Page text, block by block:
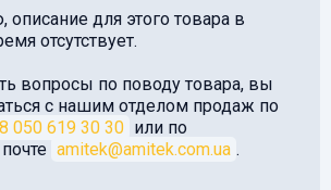
для этого товара в
отсутствует.
вопросы по поводу товара, вы
с нашим отделом продаж по
050 619 30 30 или по
amitek@amitek.com.ua .